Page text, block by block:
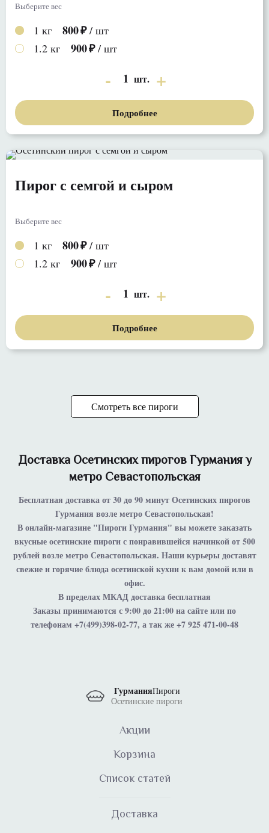
Смотреть все пироги
Доставка Осетинских пирогов Гурмания у
метро Севастопольская
Бесплатная доставка от 30 до 90 минут Осетинских пирогов
Гурмания возле метро Севастопольская!
В онлайн-магазине "Пироги Гурмания" вы можете заказать
вкусные осетинские пироги с понравившейся начинкой от 500
рублей возле метро Севастопольская. Наши курьеры доставят
свежие и горячие блюда осетинской кухни к вам домой или в
офис.
В пределах МКАД доставка бесплатная
Заказы принимаются с 9:00 до 21:00 на сайте или по
телефонам +7(499)398-02-77, а так же +7 925 471-00-48
Выберите вес
1 кг 800 / шт
1.2 кг
900 / шт
1 шт.
Подробнее
Пирог с семгой и сыром
Выберите вес
1 кг 800 / шт
1.2 кг
900 / шт
1 шт.
Подробнее
ГурманияПироги
Осетинские пироги
Акции
Корзина
Список статей
Доставка